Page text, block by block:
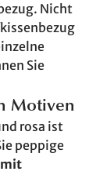
Nicht
Sie
Motiven
rosa ist
peppige